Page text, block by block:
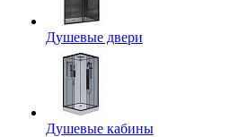
Душевые двери
Душевые кабины